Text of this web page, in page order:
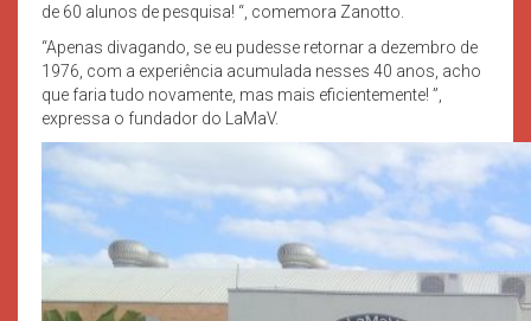
de 60 alunos de pesquisa! “, comemora Zanotto.
“Apenas divagando, se eu pudesse retornar a dezembro de
1976, com a experiência acumulada nesses 40 anos, acho
que faria tudo novamente, mas mais eficientemente! ”,
expressa o fundador do LaMaV.